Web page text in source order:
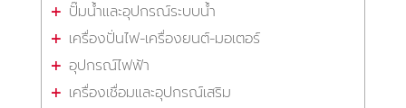
ปั๊มน้ำและอุปกรณ์ระบบน้ำ
เครื่องปั่นไฟ-เครื่องยนต์-มอเตอร์
อุปกรณ์ไฟฟ้า
เครื่องเชื่อมและอุปกรณ์เสริม